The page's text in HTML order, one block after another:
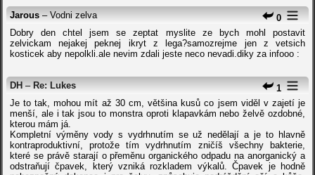
0
Jarous– Vodni zelva
Dobry den chtel jsem se zeptat myslite ze bych mohl postavit
zelvickam nejakej peknej ikryt z lega?samozrejme jen z vetsich
kosticek aby nepolkli.ale nevim zdali jeste neco nevadi.diky za infooo :
1
DH – Re: Lukes
Je to tak, mohou mít až 30 cm, většina kusů co jsem viděl v zajetí je
menší, ale i tak jsou to monstra oproti klapavkám nebo želvě ozdobné,
kterou mám já.
Kompletní výměny vody s vydrhnutím se už nedělají a je to hlavně
kontraproduktivní, protože tím vydrhnutím zničíš všechny bakterie,
které se právě starají o přeměnu organického odpadu na anorganický a
odstraňují čpavek, který vzniká rozkladem výkalů. Čpavek je hodně